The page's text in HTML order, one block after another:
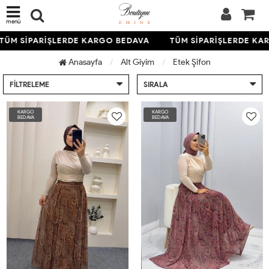
menü
SİPARİŞLERDE KARGO BEDAVA TÜM SİPARİŞLERDE
Anasayfa Alt Giyim Etek Şifon
FILTRELEME SIRALA
KARGO
BEDAVA
KARGO
BEDAVA